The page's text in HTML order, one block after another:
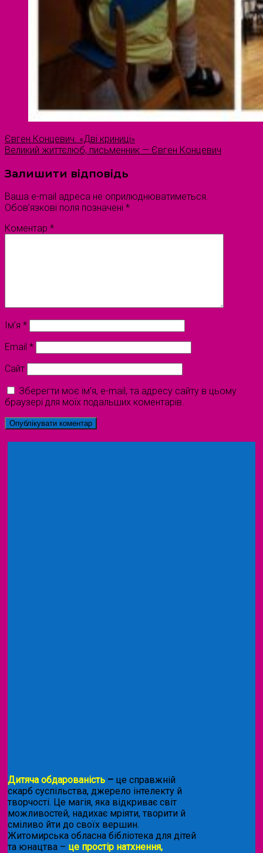
Євген Концевич. «Дві криниці»
Великий життєлюб, письменник — Євген Концевич
Залишити відповідь
Ваша e-mail адреса не оприлюднюватиметься.
Обов’язкові поля позначені *
Коментар *
Ім'я *
Email *
Сайт
Зберегти моє ім'я, e-mail, та адресу сайту в цьому
браузері для моїх подальших коментарів.
Дитяча обдарованість – це справжній
скарб суспільства, джерело інтелекту й
творчості. Це магія, яка відкриває світ
можливостей, надихає мріяти, творити й
сміливо йти до своїх вершин.
Житомирська обласна бібліотека для дітей
та юнацтва – це простір натхнення,